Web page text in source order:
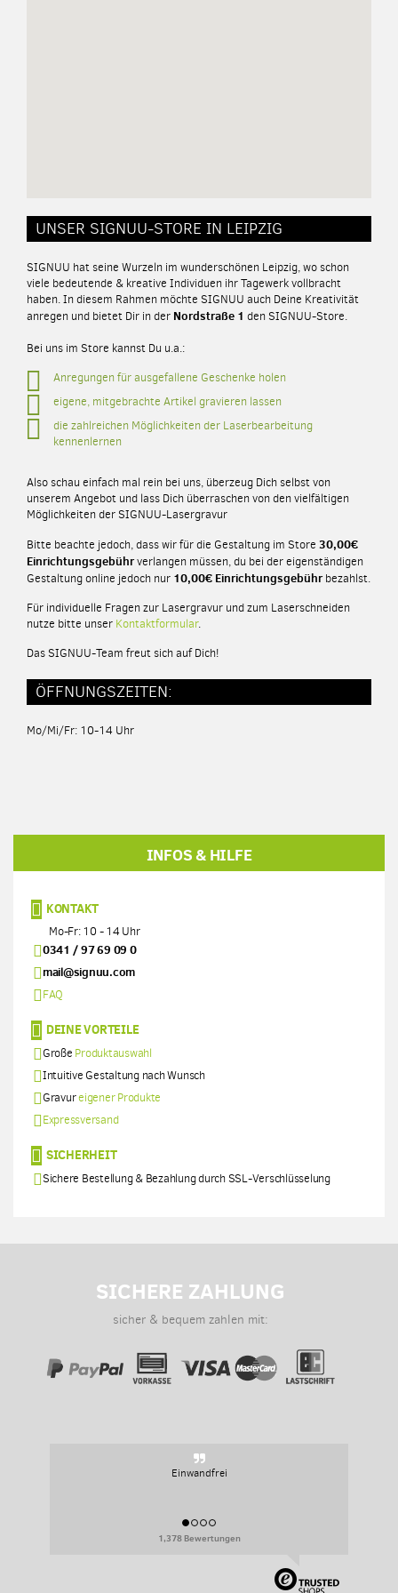
UNSER SIGNUU-STORE IN LEIPZIG
SIGNUU hat seine Wurzeln im wunderschönen Leipzig, wo schon
viele bedeutende & kreative Individuen ihr Tagewerk vollbracht
haben. In diesem Rahmen möchte SIGNUU auch Deine Kreativität
anregen und bietet Dir in der Nordstraße 1 den SIGNUU-Store.
Bei uns im Store kannst Du u.a.:
Anregungen für ausgefallene Geschenke holen
eigene, mitgebrachte Artikel gravieren lassen
die zahlreichen Möglichkeiten der Laserbearbeitung
kennenlernen
Also schau einfach mal rein bei uns, überzeug Dich selbst von
unserem Angebot und lass Dich überraschen von den vielfältigen
Möglichkeiten der SIGNUU-Lasergravur
Bitte beachte jedoch, dass wir für die Gestaltung im Store 30,00€
Einrichtungsgebührverlangen müssen, du bei der eigenständigen
Gestaltung online jedoch nur 10,00€ Einrichtungsgebührbezahlst.
Für individuelle Fragen zur Lasergravur und zum Laserschneiden
nutze bitte unser Kontaktformular.
Das SIGNUU-Team freut sich auf Dich!
ÖFFNUNGSZEITEN:
Mo/Mi/Fr: 10-14 Uhr
INFOS & HILFE
KONTAKT
Mo-Fr: 10 - 14 Uhr
0341 / 97 69 09 0
mail@signuu.com
FAQ
DEINE VORTEILE
Große Produktauswahl
Intuitive Gestaltung nach Wunsch
Gravureigener Produkte
Expressversand
SICHERHEIT
Sichere Bestellung & Bezahlung durch SSL-Verschlüsselung
SICHERE ZAHLUNG
sicher & bequem zahlen mit:
Einwandfrei
1,378 Bewertungen